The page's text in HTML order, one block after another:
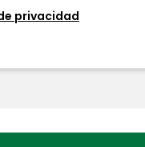
privacidad